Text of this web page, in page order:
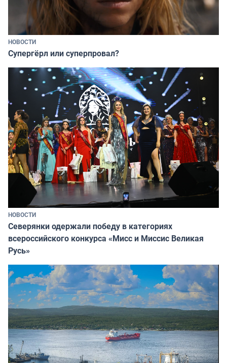
НОВОСТИ
Супергёрл или суперпровал?
НОВОСТИ
Северянки одержали победу в категориях
всероссийского конкурса «Мисс и Миссис Великая
Русь»